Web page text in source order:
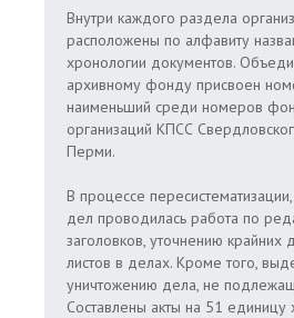
Внутри каждого раздела
расположены по алфавиту
хронологии документов.
архивному фонду присвоен
наименьший среди номеров
организаций КПСС
Перми.
В процессе
дел проводилась работа по
заголовков, уточнению крайних
листов в делах. Кроме того,
уничтожению дела, не
Составлены акты на 51 единицу